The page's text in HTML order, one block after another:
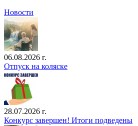
Новости
06.08.2026 г.
Отпуск на коляске
28.07.2026 г.
Конкурс завершен! Итоги подведены